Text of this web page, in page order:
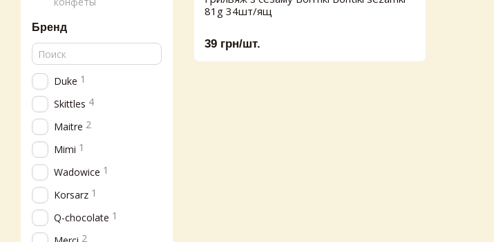
81g 34шт/ящ
39 грн/шт.
Бренд
Duke 1
Skittles 4
Maitre 2
Mimi 1
Wadowice 1
Korsarz 1
Q-chocolate 1
2